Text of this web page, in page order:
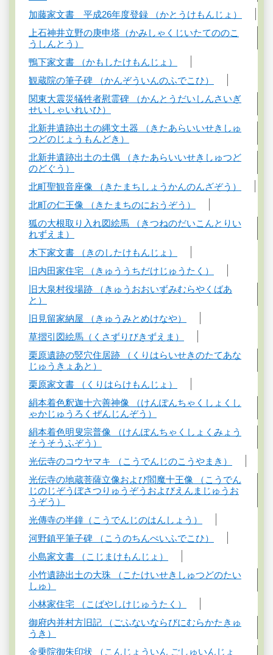
加藤家文書 平成26年度登録 （かとうけもんじょ）
上石神井立野の庚申塔（かみしゃくじいたてののこ
うしんとう）
鴨下家文書 （かもしたけもんじょ）
観蔵院の筆子碑 （かんぞういんのふでこひ）
関東大震災犠牲者慰霊碑 （かんとうだいしんさいぎ
せいしゃいれいひ）
北新井遺跡出土の縄文土器 （きたあらいいせきしゅ
つどのじょうもんどき）
北新井遺跡出土の土偶 （きたあらいいせきしゅつど
のどぐう）
北町聖観音座像 （きたまちしょうかんのんざぞう）
北町の仁王像 （きたまちのにおうぞう）
狐の大根取り入れ図絵馬 （きつねのだいこんとりい
れずえま）
木下家文書 （きのしたけもんじょ）
旧内田家住宅 （きゅううちだけじゅうたく）
旧大泉村役場跡 （きゅうおおいずみむらやくばあ
と）
旧見留家納屋 （きゅうみとめけなや）
草摺引図絵馬（くさずりびきずえま）
栗原遺跡の竪穴住居跡 （くりはらいせきのたてあな
じゅうきょあと）
栗原家文書 （くりはらけもんじょ）
絹本着色釈迦十六善神像 （けんぽんちゃくしょくし
ゃかじゅうろくぜんじんぞう）
絹本着色明叟宗普像 （けんぽんちゃくしょくみょう
そうそうふぞう）
光伝寺のコウヤマキ （こうでんじのこうやまき）
光伝寺の地蔵菩薩立像および閻魔十王像 （こうでん
じのじぞうぼさつりゅうぞうおよびえんまじゅうお
うぞう）
光傳寺の半鐘（こうでんじのはんしょう）
河野鎮平筆子碑 （こうのちんぺいふでこひ）
小島家文書 （こじまけもんじょ）
小竹遺跡出土の大珠 （こたけいせきしゅつどのたい
しゅ）
小林家住宅 （こばやしけじゅうたく）
御府内并村方旧記 （ごふないならびにむらかたきゅ
うき）
金乗院御朱印状 （こんじょういん ごしゅいんじょ